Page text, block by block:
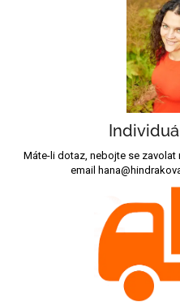
Máte-li dotaz, nebojte se zavolat
email